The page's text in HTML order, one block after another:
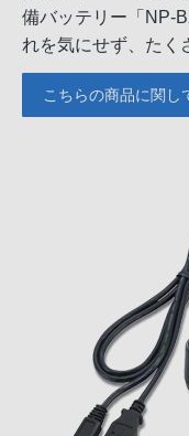
備バッテリー「NP-
れを気にせず、たく
こちらの商品に関し